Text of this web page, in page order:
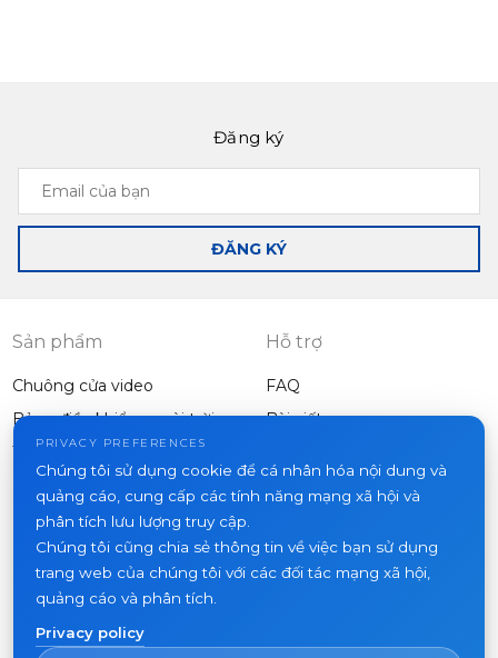
Đăng ký
Email
của
bạn
ĐĂNG KÝ
Sản phẩm
Chuông cửa video
Bảng điều khiển ngoài trời
Thiết bị khác
Hỗ trợ
FAQ
Bài viết
Dự án
Tin tức
Liên hệ
Nơi mua hàng
PRIVACY PREFERENCES
Chúng tôi sử dụng cookie để cá nhân hóa nội dung và
quảng cáo, cung cấp các tính năng mạng xã hội và
phân tích lưu lượng truy cập.
Chúng tôi cũng chia sẻ thông tin về việc bạn sử dụng
trang web của chúng tôi với các đối tác mạng xã hội,
quảng cáo và phân tích.
Privacy policy